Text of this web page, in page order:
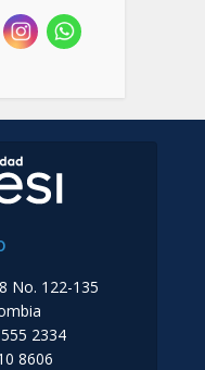
No. 122-135
2334
8606